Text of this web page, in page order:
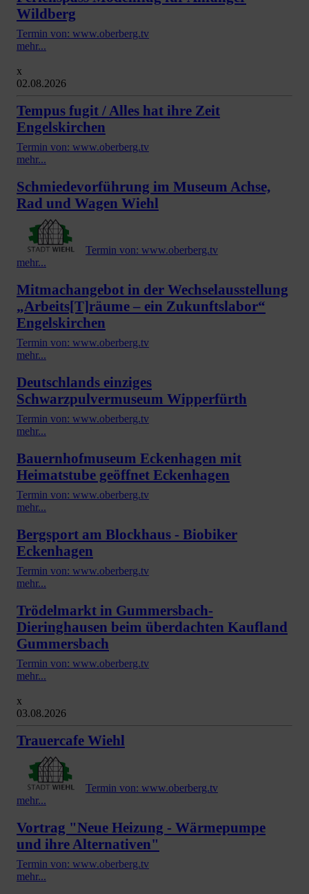
Wildberg
Termin von: www.oberberg.tv
mehr...
x
02.08.2026
Tempus fugit / Alles hat ihre Zeit
Engelskirchen
Termin von: www.oberberg.tv
mehr...
Schmiedevorführung im Museum Achse,
Rad und Wagen Wiehl
Termin von: www.oberberg.tv
mehr...
Mitmachangebot in der Wechselausstellung
„Arbeits[T]räume – ein Zukunftslabor“
Engelskirchen
Termin von: www.oberberg.tv
mehr...
Deutschlands einziges
Schwarzpulvermuseum Wipperfürth
Termin von: www.oberberg.tv
mehr...
Bauernhofmuseum Eckenhagen mit
Heimatstube geöffnet Eckenhagen
Termin von: www.oberberg.tv
mehr...
Bergsport am Blockhaus - Biobiker
Eckenhagen
Termin von: www.oberberg.tv
mehr...
Trödelmarkt in Gummersbach-
Dieringhausen beim überdachten Kaufland
Gummersbach
Termin von: www.oberberg.tv
mehr...
x
03.08.2026
Trauercafe Wiehl
Termin von: www.oberberg.tv
mehr...
Vortrag "Neue Heizung - Wärmepumpe
und ihre Alternativen"
Termin von: www.oberberg.tv
mehr...